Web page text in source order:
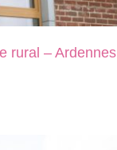
rural – Ardennes